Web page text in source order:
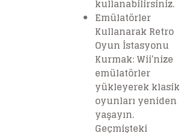
kullanabilirsiniz.
Emülatörler
Kullanarak Retro
Oyun İstasyonu
Kurmak: Wii’nize
emülatörler
yükleyerek klasik
oyunları yeniden
yaşayın.
Geçmişteki